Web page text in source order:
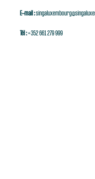
E-mail :
Tél :+352 661 279 999